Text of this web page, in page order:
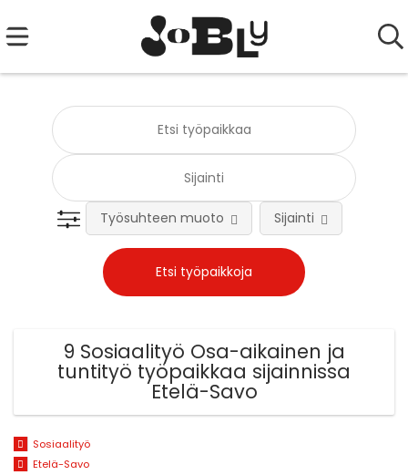
Työsuhteen muoto Sijainti
9 Sosiaalityö Osa-aikainen ja
tuntityö työpaikkaa sijainnissa
Etelä-Savo
Sosiaalityö
Etelä-Savo